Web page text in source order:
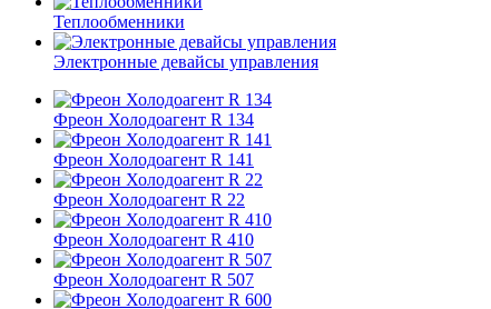
Теплообменники
Электронные девайсы управления
Фреон Холодоагент R 134
Фреон Холодоагент R 141
Фреон Холодоагент R 22
Фреон Холодоагент R 410
Фреон Холодоагент R 507